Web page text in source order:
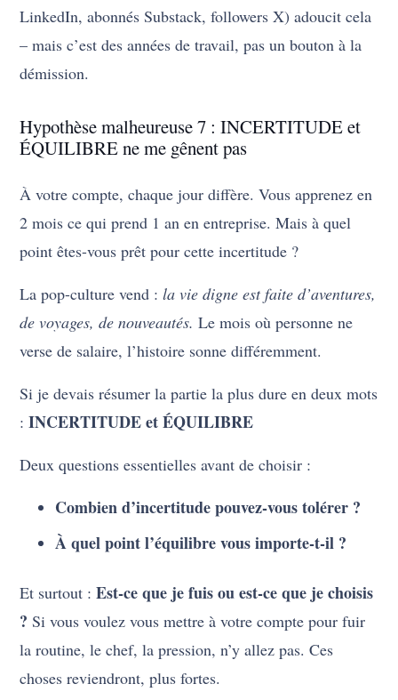
LinkedIn, abonnés Substack, followers X) adoucit cela
– mais c’est des années de travail, pas un bouton à la
démission.
Hypothèse malheureuse 7 : INCERTITUDE et
ÉQUILIBRE ne me gênent pas
À votre compte, chaque jour diffère. Vous apprenez en
2 mois ce qui prend 1 an en entreprise. Mais à quel
point êtes-vous prêt pour cette incertitude ?
La pop-culture vend :la vie digne est faite d’aventures,
de voyages, de nouveautés. Le mois où personne ne
verse de salaire, l’histoire sonne différemment.
Si je devais résumer la partie la plus dure en deux mots
:INCERTITUDE et ÉQUILIBRE
Deux questions essentielles avant de choisir :
Combien d’incertitude pouvez-vous tolérer ?
À quel point l’équilibre vous importe-t-il ?
Et surtout :Est-ce que je fuis ou est-ce que je choisis
? Si vous voulez vous mettre à votre compte pour fuir
la routine, le chef, la pression, n’y allez pas. Ces
choses reviendront, plus fortes.